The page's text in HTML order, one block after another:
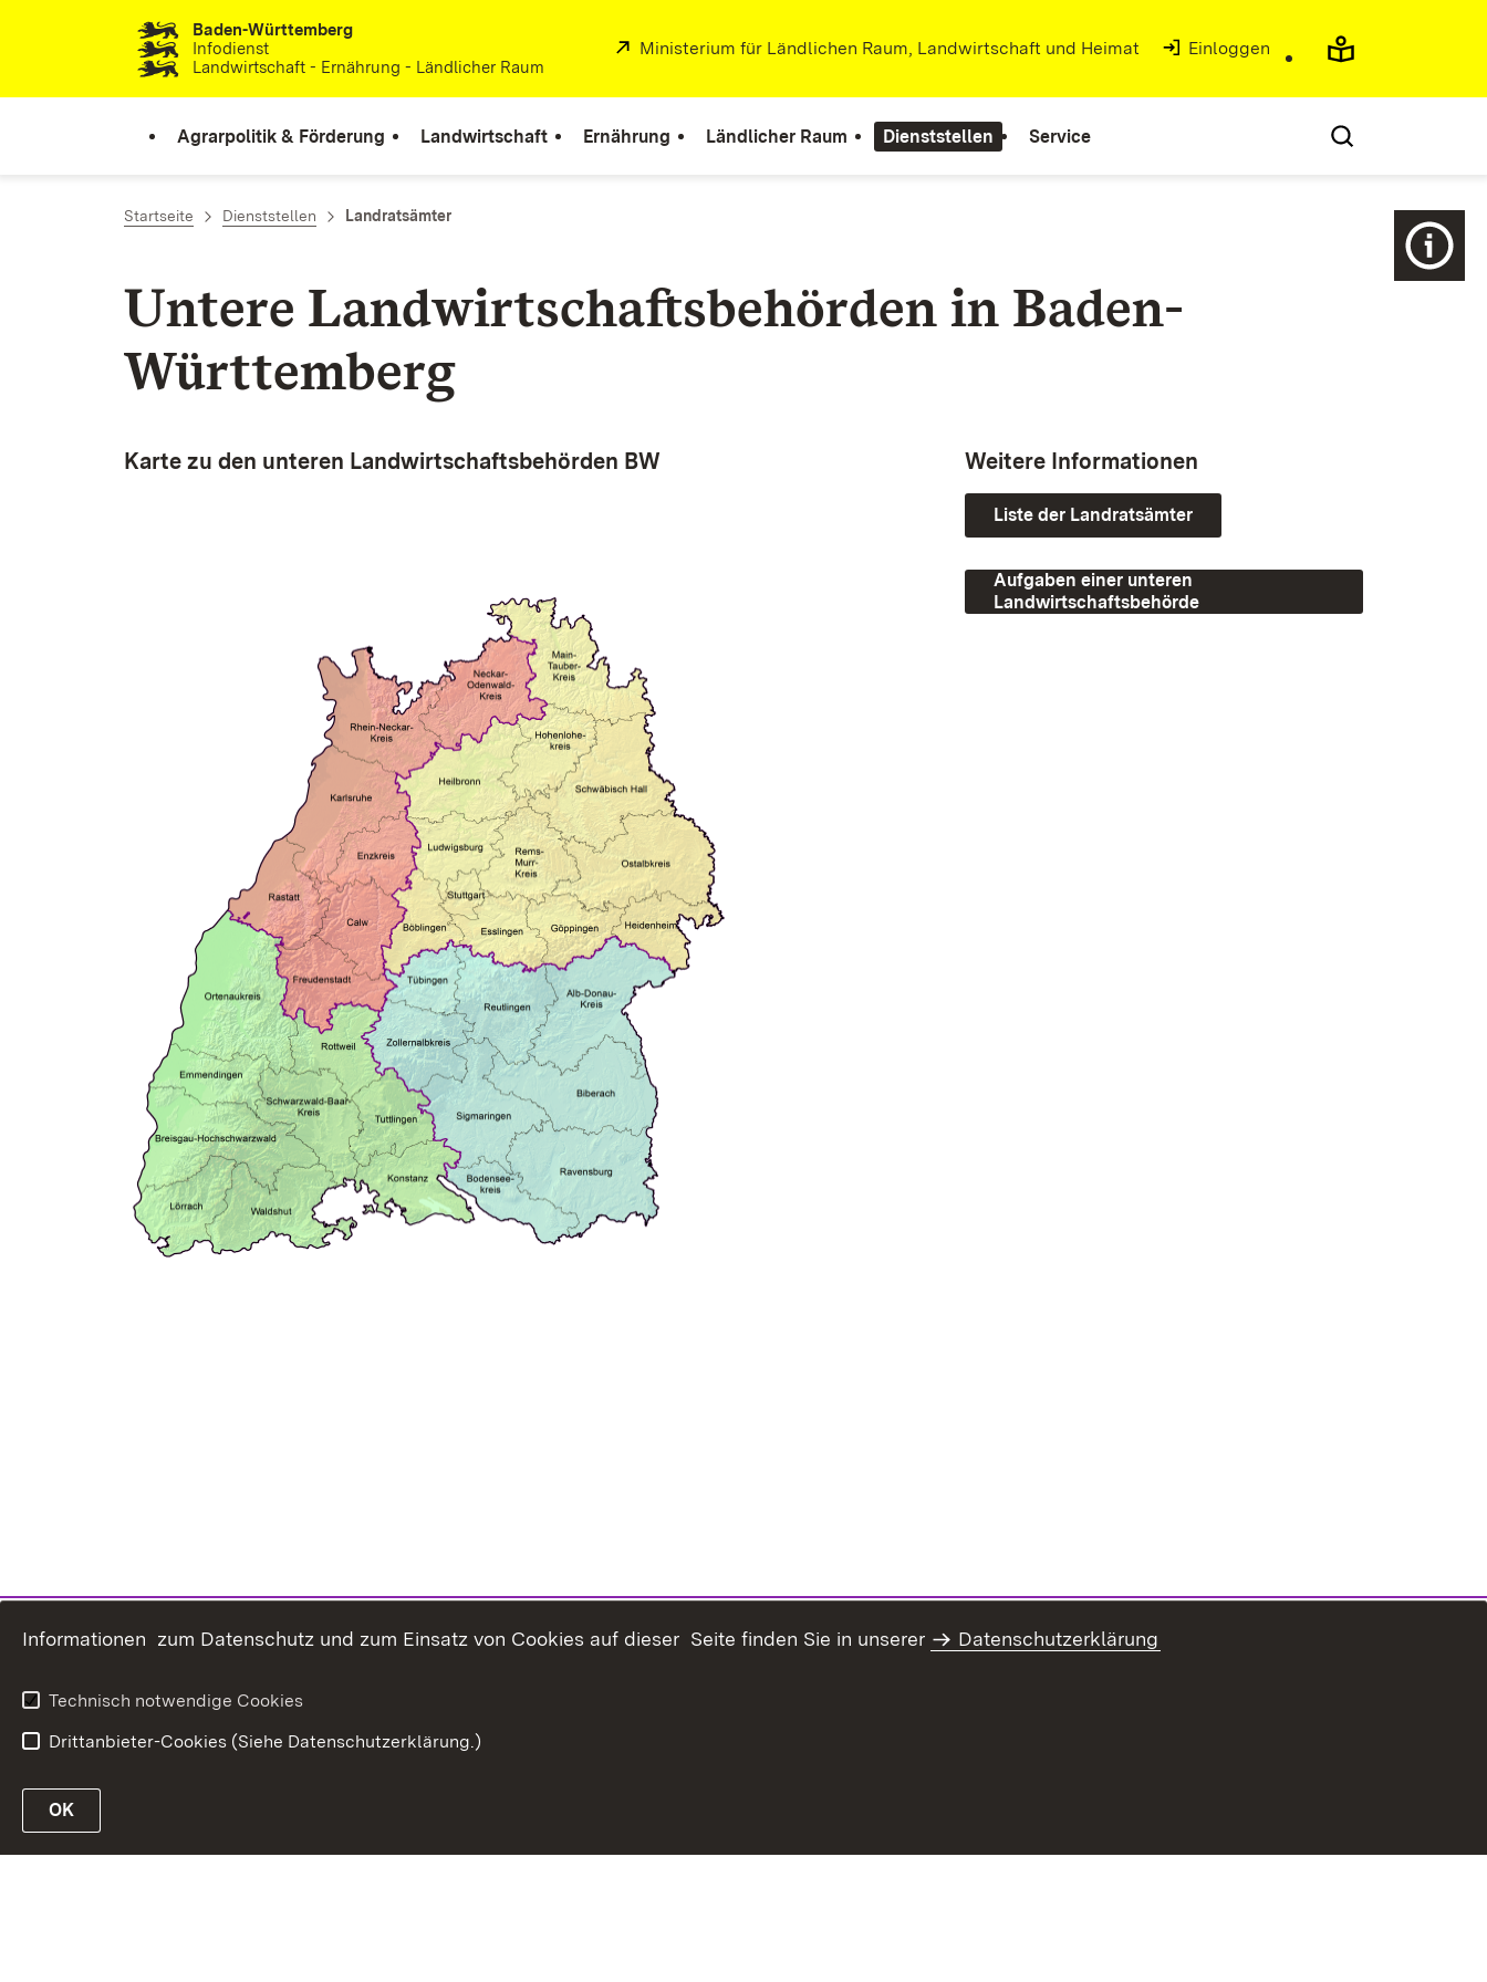
Zum Inhalt springenBaden-Württemberg
Infodienst
Landwirtschaft - Ernährung - Ländlicher Raum
Extern:
Ministerium für Ländlichen Raum, Landwirtschaft und Heimat (Öffnet in neuem Fenster)
Einloggen
Agrarpolitik & Förderung Landwirtschaft Ernährung Ländlicher Raum Dienststellen Service
Startseite Dienststellen Landratsämter
Untere Landwirtschaftsbehörden in Baden-
Württemberg
Karte zu den unteren Landwirtschaftsbehörden BW Weitere Informationen
Liste der Landratsämter
Aufgaben einer unteren
Landwirtschaftsbehörde
Informationen zum Datenschutz und zum Einsatz von Cookies auf dieser Seite finden Sie in unserer Datenschutzerklärung
Technisch notwendige Cookies
Drittanbieter-Cookies (Siehe Datenschutzerklärung.)
OK